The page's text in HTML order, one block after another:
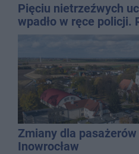
Pięciu nietrzeźwych
wpadło w ręce policji.
promila
Zmiany dla
Inowrocław